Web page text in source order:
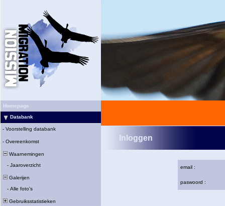
Homepage
Databank
- Voorstelling databank
- Overeenkomst
Waarnemingen
- Jaaroverzicht
Galerijen
- Alle foto's
Gebruiksstatistieken
Inloggen
email :
paswoord :